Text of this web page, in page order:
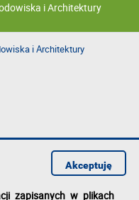
i Architektury
i Architektury
zapisanych w plikach
Akceptuję